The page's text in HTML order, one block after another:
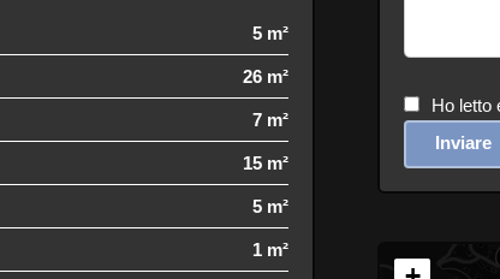
5 m²
26 m²
7 m²
15 m²
5 m²
1 m²
Ho letto
Inviare